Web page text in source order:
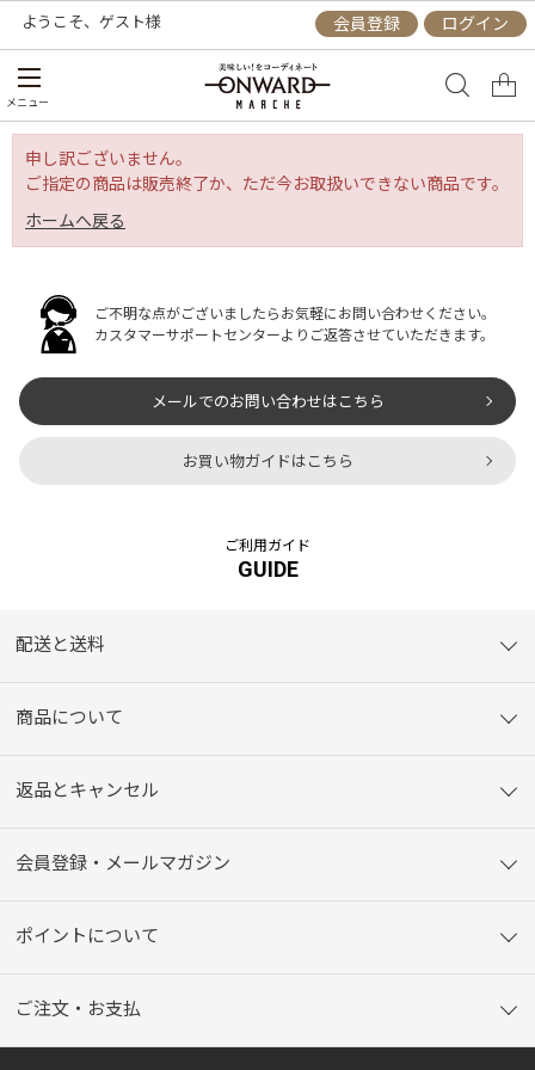
ようこそ、 ゲスト様 会員登録 ログイン
メニュー
申し訳ございません。
ご指定の商品は販売終了か、ただ今お取扱いできない商品です。
ホームへ戻る
ご不明な点がございましたらお気軽にお問い合わせください。
カスタマーサポートセンターよりご返答させていただきます。
メールでのお問い合わせはこちら
お買い物ガイドはこちら
ご利用ガイド
GUIDE
配送と送料
商品について
返品とキャンセル
会員登録・メールマガジン
ポイントについて
ご注文・お支払